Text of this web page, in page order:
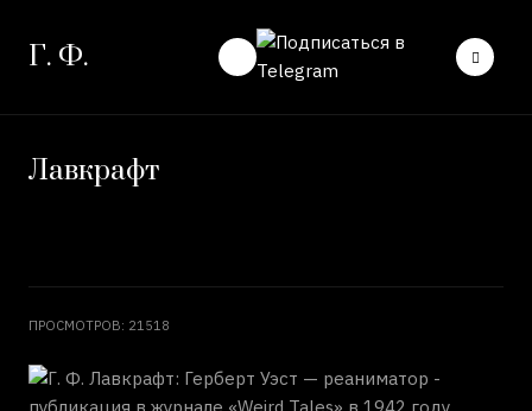
Г. Ф.
Лавкрафт
ПРОСМОТРОВ: 21518